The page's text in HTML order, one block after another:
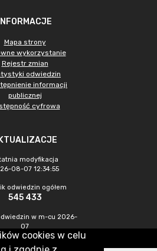
INFORMACJE
Mapa strony
wykorzystanie
Rejestr zmian
odwiedzin
informacji
publicznej
cyfrowa
modyfikacja
08-07 12:34:55
odwiedzin ogółem
545 433
w m-cu 2026-
07
1 449
cookies w celu